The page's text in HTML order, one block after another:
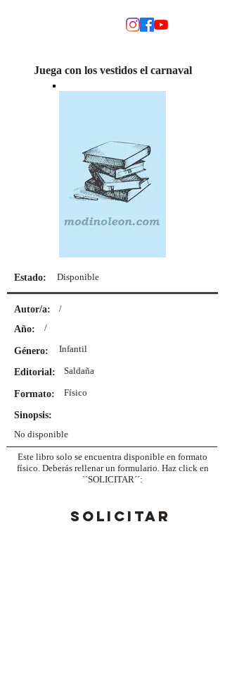
Juega con los vestidos el carnaval
Estado: Disponible
Autor/a:
/
Año:
/
Género: Infantil
Saldaña
Editorial:
Formato: Físico
Sinopsis:
No disponible
Este libro solo se encuentra disponible en formato
físico. Deberás rellenar un formulario. Haz click en
``SOLICITAR´´:
SOLICITAR